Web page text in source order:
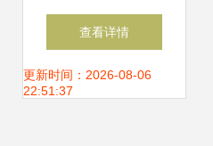
探索舞今信息的数
字化教学体验
查看详情
更新时间：2026-08-06
22:51:37